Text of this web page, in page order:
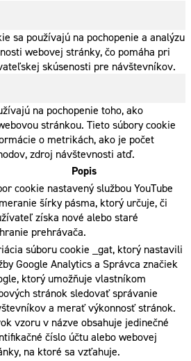
sa používajú na pochopenie a analýzu
webovej stránky, čo pomáha pri
skúsenosti pre návštevníkov.
na pochopenie toho, ako
stránkou. Tieto súbory cookie
o metrikách, ako je počet
zdroj návštevnosti atď.
Popis
cookie nastavený službou YouTube
šírky pásma, ktorý určuje, či
získa nové alebo staré
prehrávača.
súboru cookie _gat, ktorý nastavili
Google Analytics a Správca značiek
ktorý umožňuje vlastníkom
stránok sledovať správanie
a merať výkonnosť stránok.
vzoru v názve obsahuje jedinečné
číslo účtu alebo webovej
na ktoré sa vzťahuje.